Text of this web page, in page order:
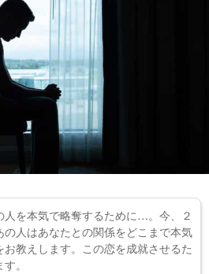
人を本気で略奪するために…。今、２
人はあなたとの関係をどこまで本気
教えします。この恋を成就させるた
。